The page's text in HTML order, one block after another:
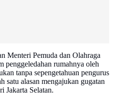
Menteri Pemuda dan Olahraga
penggeledahan rumahnya oleh
tanpa sepengetahuan pengurus
satu alasan mengajukan gugatan
Jakarta Selatan.